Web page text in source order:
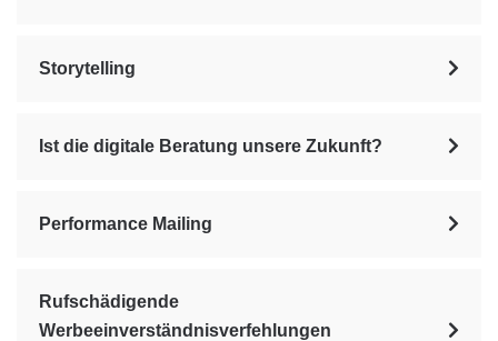
Storytelling
Ist die digitale Beratung unsere Zukunft?
Performance Mailing
Rufschädigende
Werbeeinverständnisverfehlungen